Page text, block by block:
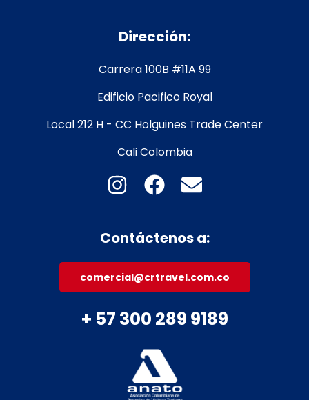
Dirección:
Carrera 100B #11A 99
Edificio Pacifico Royal
Local 212 H - CC Holguines Trade Center
Cali Colombia
Contáctenos a:
comercial@crtravel.com.co
+ 57 300 289 9189